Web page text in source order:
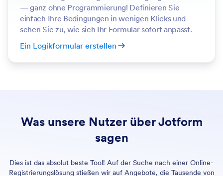
— ganz ohne Programmierung! Definieren Sie
einfach Ihre Bedingungen in wenigen Klicks und
sehen Sie zu, wie sich Ihr Formular sofort anpasst.
Ein Logikformular erstellen
Was unsere Nutzer über Jotform
sagen
Dies ist das absolut beste Tool! Auf der Suche nach einer Online-
Registrierungslösung stießen wir auf Angebote, die Tausende von